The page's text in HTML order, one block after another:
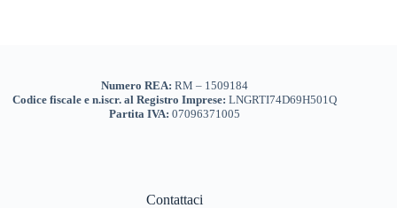
Numero REA:RM – 1509184
Codice fiscale e n.iscr. al Registro Imprese:LNGRTI74D69H501Q
Partita IVA: 07096371005
Contattaci